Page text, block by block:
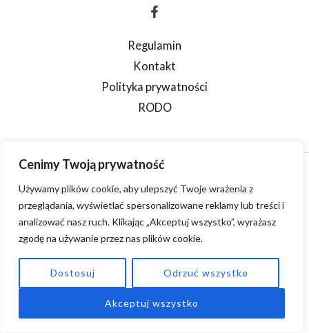
Cenimy Twoją prywatność
Używamy plików cookie, aby ulepszyć Twoje wrażenia z
przeglądania, wyświetlać spersonalizowane reklamy lub treści i
analizować nasz ruch. Klikając „Akceptuj wszystko”, wyrażasz
zgodę na używanie przez nas plików cookie.
Dostosuj Odrzuć wszystko
Akceptuj wszystko
Regulamin
Kontakt
Polityka prywatności
RODO